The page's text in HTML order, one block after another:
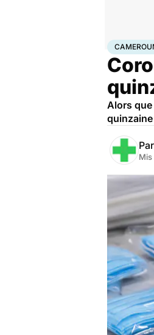
AccueilSanté
Alors
Par
Mis